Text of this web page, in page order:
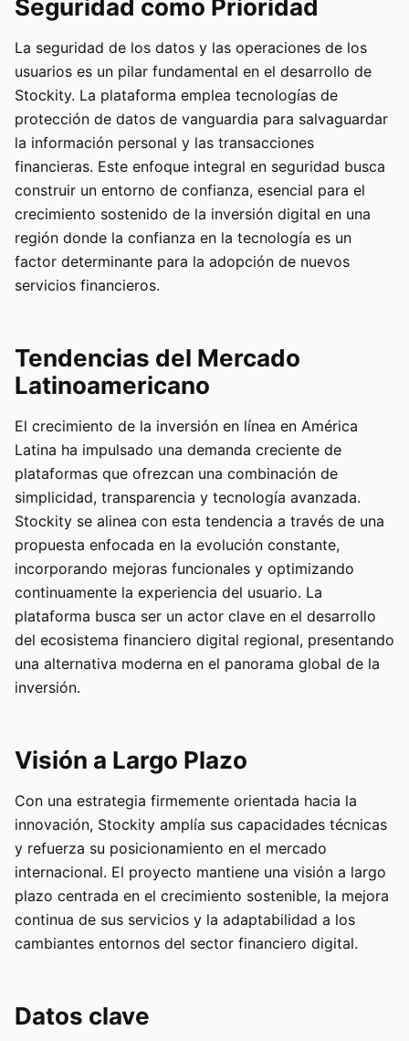
Seguridad como Prioridad
La seguridad de los datos y las operaciones de los
usuarios es un pilar fundamental en el desarrollo de
Stockity. La plataforma emplea tecnologías de
protección de datos de vanguardia para salvaguardar
la información personal y las transacciones
financieras. Este enfoque integral en seguridad busca
construir un entorno de confianza, esencial para el
crecimiento sostenido de la inversión digital en una
región donde la confianza en la tecnología es un
factor determinante para la adopción de nuevos
servicios financieros.
Tendencias del Mercado
Latinoamericano
El crecimiento de la inversión en línea en América
Latina ha impulsado una demanda creciente de
plataformas que ofrezcan una combinación de
simplicidad, transparencia y tecnología avanzada.
Stockity se alinea con esta tendencia a través de una
propuesta enfocada en la evolución constante,
incorporando mejoras funcionales y optimizando
continuamente la experiencia del usuario. La
plataforma busca ser un actor clave en el desarrollo
del ecosistema financiero digital regional, presentando
una alternativa moderna en el panorama global de la
inversión.
Visión a Largo Plazo
Con una estrategia firmemente orientada hacia la
innovación, Stockity amplía sus capacidades técnicas
y refuerza su posicionamiento en el mercado
internacional. El proyecto mantiene una visión a largo
plazo centrada en el crecimiento sostenible, la mejora
continua de sus servicios y la adaptabilidad a los
cambiantes entornos del sector financiero digital.
Datos clave